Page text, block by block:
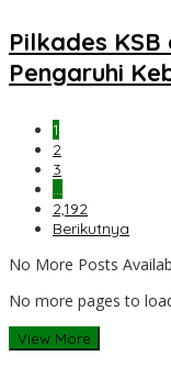
Pilkades
Pengaruhi
1
2
3
…
2,192
Berikutnya
No More Posts
No more pages to
View More